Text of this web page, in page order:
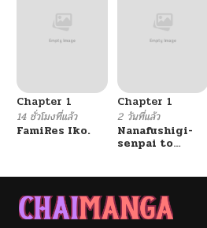
Chapter 1
14 ชั่วโมงที่แล้ว
FamiRes Iko.
Chapter 1
2 วันที่แล้ว
Nanafushigi-
senpai to